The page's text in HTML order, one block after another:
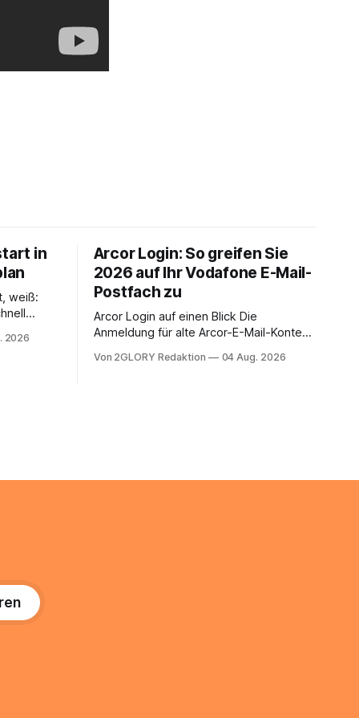
in
weiß:
2026
Arcor Login: So greifen Sie
2026 auf Ihr Vodafone E-Mail-
Postfach zu
Arcor Login auf einen Blick Die
Anmeldung für alte Arcor-E-Mail-Konten
noch eine e mail adresse mit der Endung
Von 2GLORY Redaktion 04 Aug. 2026